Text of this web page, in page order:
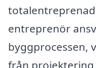
entreprenör
byggprocessen,
från